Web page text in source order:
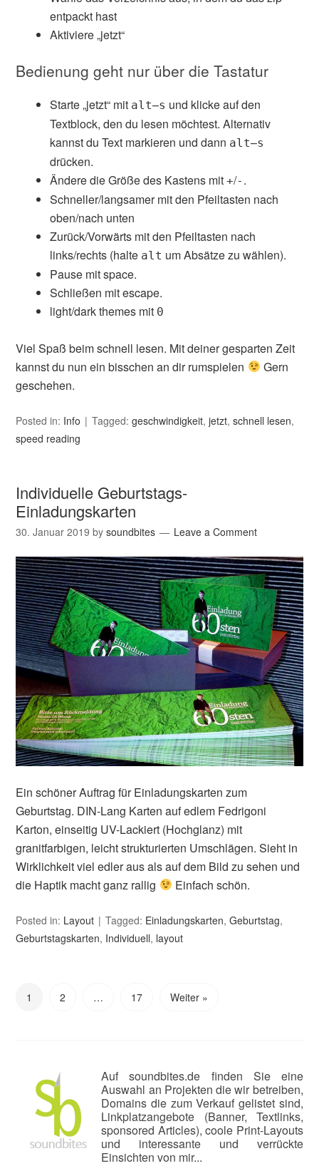
entpackt hast
Aktiviere „jetzt“
Bedienung geht nur über die Tastatur
Starte „jetzt“ mit alt–s und klicke auf den
Textblock, den du lesen möchtest. Alternativ
kannst du Text markieren und dann alt–s
drücken.
Ändere die Größe des Kastens mit+/- .
Schneller/langsamer mit den Pfeiltasten nach
oben/nach unten
Zurück/Vorwärts mit den Pfeiltasten nach
links/rechts (halte alt um Absätze zu wählen).
Pause mit space.
Schließen mit escape.
light/dark themes mit 0
Viel Spaß beim schnell lesen. Mit deiner gesparten Zeit
kannst du nun ein bisschen an dir rumspielen
Gern
geschehen.
Posted in: Info Tagged:geschwindigkeit,jetzt,schnell lesen,
speed reading
Individuelle Geburtstags-
Einladungskarten
30. Januar 2019 bysoundbites Leave a Comment
Ein schöner Auftrag für Einladungskarten zum
Geburtstag. DIN-Lang Karten auf edlem Fedrigoni
Karton, einseitig UV-Lackiert (Hochglanz) mit
granitfarbigen, leicht strukturierten Umschlägen. Sieht in
Wirklichkeit viel edler aus als auf dem Bild zu sehen und
die Haptik macht ganz rallig
Einfach schön.
Posted in: Layout Tagged: Einladungskarten,Geburtstag,
Geburtstagskarten, Individuell, layout
1 2 … 17 Weiter »
Auf soundbites.de finden Sie eine
Auswahl an Projekten die wir betreiben,
Domains die zum Verkauf gelistet sind,
Linkplatzangebote (Banner, Textlinks,
sponsored Articles), coole Print-Layouts
und interessante und verrückte
Einsichten von mir...